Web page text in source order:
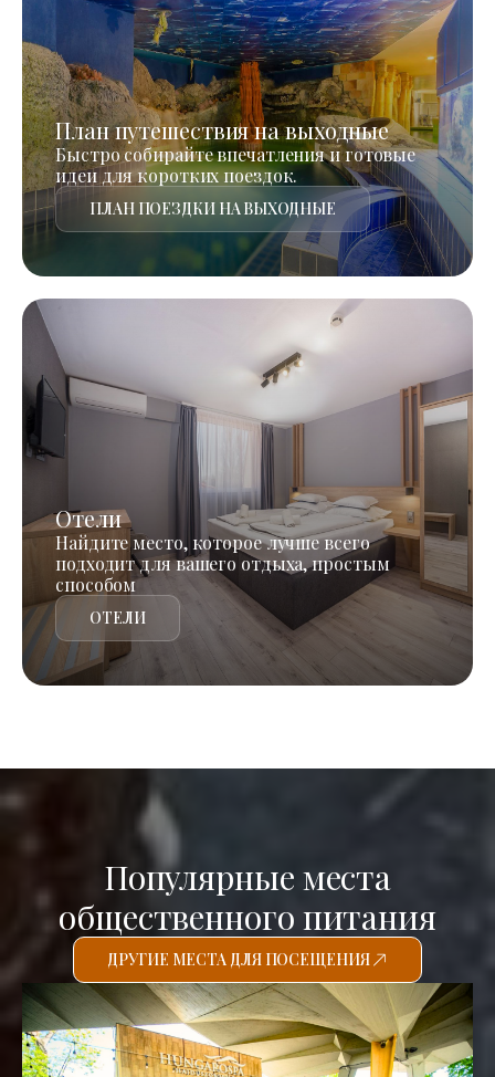
План путешествия на выходные
Быстро собирайте впечатления и готовые
идеи для коротких поездок.
ПЛАН ПОЕЗДКИ НА ВЫХОДНЫЕ
Отели
Найдите место, которое лучше всего
подходит для вашего отдыха, простым
способом
ОТЕЛИ
Популярные места
общественного питания
ДРУГИЕ МЕСТА ДЛЯ ПОСЕЩЕНИЯ